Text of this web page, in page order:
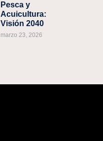
Pesca y
Acuicultura:
Visión 2040
marzo 23, 2026